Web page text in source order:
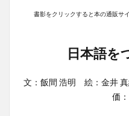
書影をクリックすると本の通販サ
日本語を
文：飯間 浩明 絵：金井
価